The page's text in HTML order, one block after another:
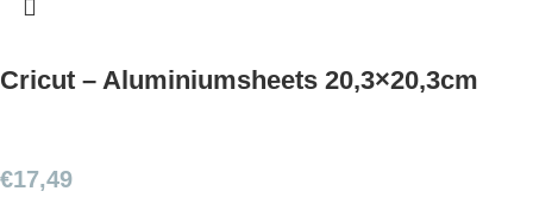
Cricut – Aluminiumsheets 20,3×20,3cm
€17,49